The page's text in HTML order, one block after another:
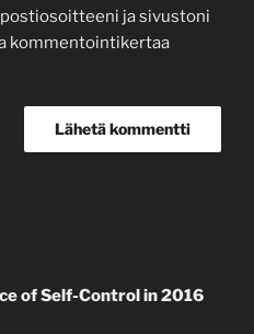
ja sivustoni
kommentointikertaa
of Self-Control in 2016